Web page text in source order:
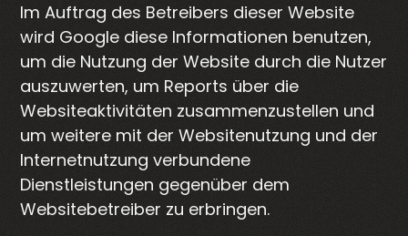
Im Auftrag des Betreibers dieser Website
wird Google diese Informationen benutzen,
um die Nutzung der Website durch die Nutzer
auszuwerten, um Reports über die
Websiteaktivitäten zusammenzustellen und
um weitere mit der Websitenutzung und der
Internetnutzung verbundene
Dienstleistungen gegenüber dem
Websitebetreiber zu erbringen.